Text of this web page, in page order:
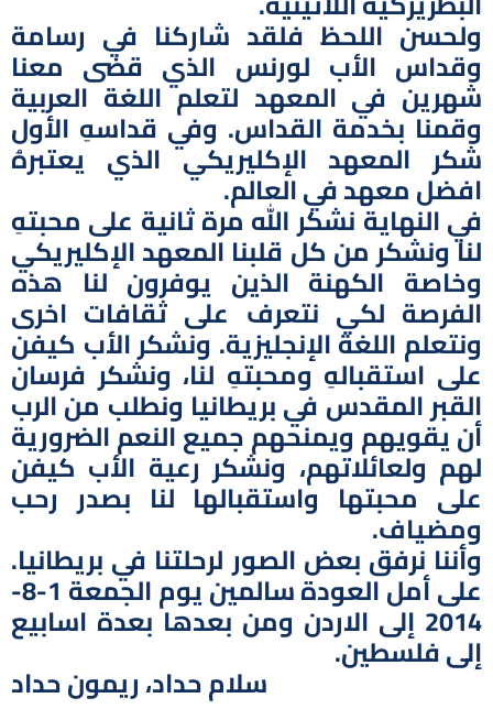
ولحسن اللحظ فلقد شاركنا في رسامة
وقداس الأب لورنس الذي قضى معنا
شهرين في المعهد لتعلم اللغة العربية
وقمنا بخدمة القداس. وفي قداسهِ الأول
شكر المعهد الإكليريكي الذي يعتبرهُ
افضل معهد في العالم.
في النهاية نشكر الله مرة ثانية على محبتهِ
لنا ونشكر من كل قلبنا المعهد الإكليريكي
وخاصة الكهنة الذين يوفرون لنا هذه
الفرصة لكي نتعرف على ثقافات اخرى
ونتعلم اللغة الإنجليزية. ونشكر الأب كيفن
على استقبالهِ ومحبتهِ لنا، ونشكر فرسان
القبر المقدس في بريطانيا ونطلب من الرب
أن يقويهم ويمنحهم جميع النعم الضرورية
لهم ولعائلاتهم، ونشكر رعية الأب كيفن
على محبتها واستقبالها لنا بصدر رحب
ومضياف.
وأننا نرفق بعض الصور لرحلتنا في بريطانيا.
على أمل العودة سالمين يوم الجمعة 1-8-
2014 إلى الاردن ومن بعدها بعدة اسابيع
إلى فلسطين.
سلام حداد، ريمون حداد